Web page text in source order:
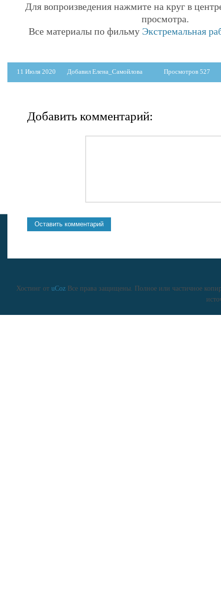
Для вопроизведения нажмите на круг в
просмотра.
Все материалы по фильму Экстремальная
11 Июля 2020 Добавил Елена_Самойлова Просмотров 527
Добавить комментарий:
Хостинг от uCozВсе права защищены. Полное или частичное